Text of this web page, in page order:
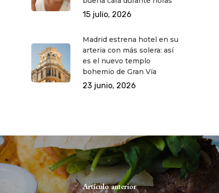
15 julio, 2026
Madrid estrena hotel en su
arteria con más solera: así
es el nuevo templo
bohemio de Gran Vía
23 junio, 2026
Artículo anterior